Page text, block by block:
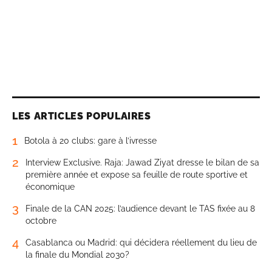
LES ARTICLES POPULAIRES
1 Botola à 20 clubs: gare à l’ivresse
2
Interview Exclusive. Raja: Jawad Ziyat dresse le bilan de sa
première année et expose sa feuille de route sportive et
économique
3
Finale de la CAN 2025: l’audience devant le TAS fixée au 8
octobre
4
Casablanca ou Madrid: qui décidera réellement du lieu de
la finale du Mondial 2030?